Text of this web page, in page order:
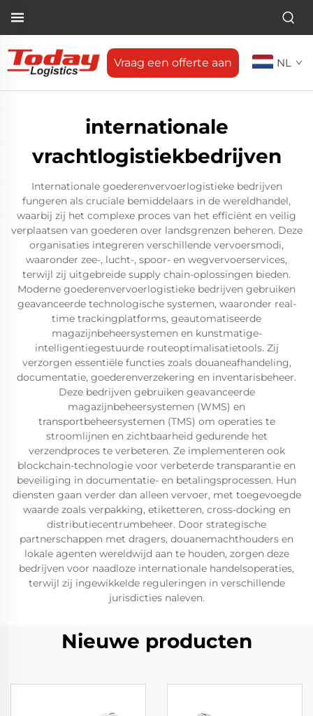
Vraag een offerte aan NL
internationale
vrachtlogistiekbedrijven
Internationale goederenvervoerlogistieke bedrijven
fungeren als cruciale bemiddelaars in de wereldhandel,
waarbij zij het complexe proces van het efficiënt en veilig
verplaatsen van goederen over landsgrenzen beheren. Deze
organisaties integreren verschillende vervoersmodi,
waaronder zee-, lucht-, spoor- en wegvervoerservices,
terwijl zij uitgebreide supply chain-oplossingen bieden.
Moderne goederenvervoerlogistieke bedrijven gebruiken
geavanceerde technologische systemen, waaronder real-
time trackingplatforms, geautomatiseerde
magazijnbeheersystemen en kunstmatige-
intelligentiegestuurde routeoptimalisatietools. Zij
verzorgen essentiële functies zoals douaneafhandeling,
documentatie, goederenverzekering en inventarisbeheer.
Deze bedrijven gebruiken geavanceerde
magazijnbeheersystemen (WMS) en
transportbeheersystemen (TMS) om operaties te
stroomlijnen en zichtbaarheid gedurende het
verzendproces te verbeteren. Ze implementeren ook
blockchain-technologie voor verbeterde transparantie en
beveiliging in documentatie- en betalingsprocessen. Hun
diensten gaan verder dan alleen vervoer, met toegevoegde
waarde zoals verpakking, etiketteren, cross-docking en
distributiecentrumbeheer. Door strategische
partnerschappen met dragers, douanemachthouders en
lokale agenten wereldwijd aan te houden, zorgen deze
bedrijven voor naadloze internationale handelsoperaties,
terwijl zij ingewikkelde reguleringen in verschillende
jurisdicties naleven.
Nieuwe producten